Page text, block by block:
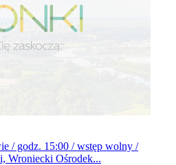
/ godz. 15:00 / wstęp wolny /
Wroniecki Ośrodek...